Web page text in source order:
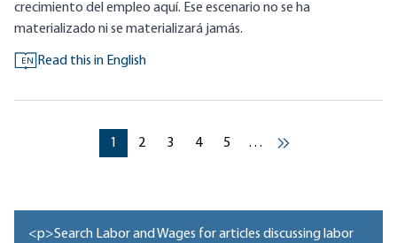
crecimiento del empleo aquí. Ese escenario no se ha
materializado ni se materializará jamás.
EN Read this in English
Pagination
Current page
1 Current page
2 Current page
3 Current page
4 Current page
5 …
››
<p>Search Labor and Wages for articles discussing labor